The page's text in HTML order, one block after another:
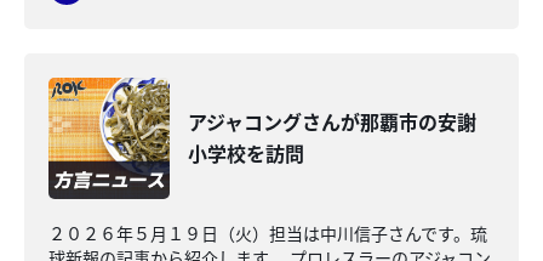
アジャコングさんが那覇市の安謝
小学校を訪問
２０２６年５月１９日（火）担当は中川信子さんです。琉